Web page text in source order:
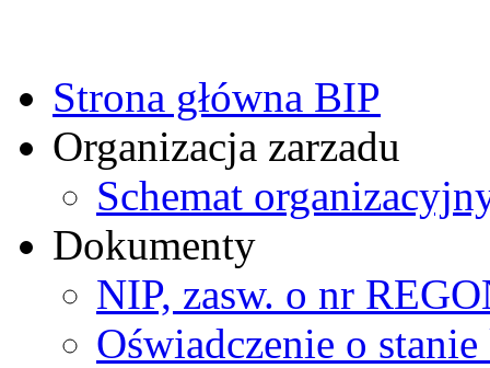
Strona główna BIP
Organizacja zarzadu
Schemat
Dokumenty
NIP, zasw. o nr
Oświadczenie o